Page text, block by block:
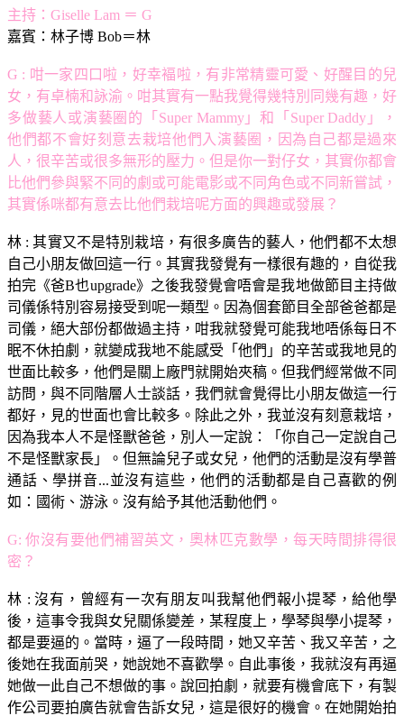
主持：Giselle Lam ＝ G
嘉賓：林子博 Bob＝林
G : 咁一家四口啦，好幸褔啦，有非常精靈可愛、好醒目的兒
女，有卓楠和詠渝。咁其實有一點我覺得幾特別同幾有趣，好
多做藝人或演藝圈的「Super Mammy」和「Super Daddy」，
他們都不會好刻意去栽培他們入演藝圈，因為自己都是過來
人，很辛苦或很多無形的壓力。但是你一對仔女，其實你都會
比他們參與緊不同的劇或可能電影或不同角色或不同新嘗試，
其實係咪都有意去比他們栽培呢方面的興趣或發展？
林 : 其實又不是特別栽培，有很多廣告的藝人，他們都不太想
自己小朋友做回這一行。其實我發覺有一樣很有趣的，自從我
拍完《爸B也upgrade》之後我發覺會唔會是我地做節目主持做
司儀係特別容易接受到呢一類型。因為個套節目全部爸爸都是
司儀，絕大部份都做過主持，咁我就發覺可能我地唔係每日不
眠不休拍劇，就變成我地不能感受「他們」的辛苦或我地見的
世面比較多，他們是關上廠門就開始夾稿。但我們經常做不同
訪問，與不同階層人士談話，我們就會覺得比小朋友做這一行
都好，見的世面也會比較多。除此之外，我並沒有刻意栽培，
因為我本人不是怪獸爸爸，別人一定說：「你自己一定說自己
不是怪獸家長」。但無論兒子或女兒，他們的活動是沒有學普
通話、學拼音...並沒有這些，他們的活動都是自己喜歡的例
如：國術、游泳。沒有給予其他活動他們。
G: 你沒有要他們補習英文，奧林匹克數學，每天時間排得很
密？
林 : 沒有，曾經有一次有朋友叫我幫他們報小提琴，給他學
後，這事令我與女兒關係變差，某程度上，學琴與學小提琴，
都是要逼的。當時，逼了一段時間，她又辛苦、我又辛苦，之
後她在我面前哭，她說她不喜歡學。自此事後，我就沒有再逼
她做一此自己不想做的事。說回拍劇，就要有機會底下，有製
作公司要拍廣告就會告訴女兒，這是很好的機會。在她開始拍